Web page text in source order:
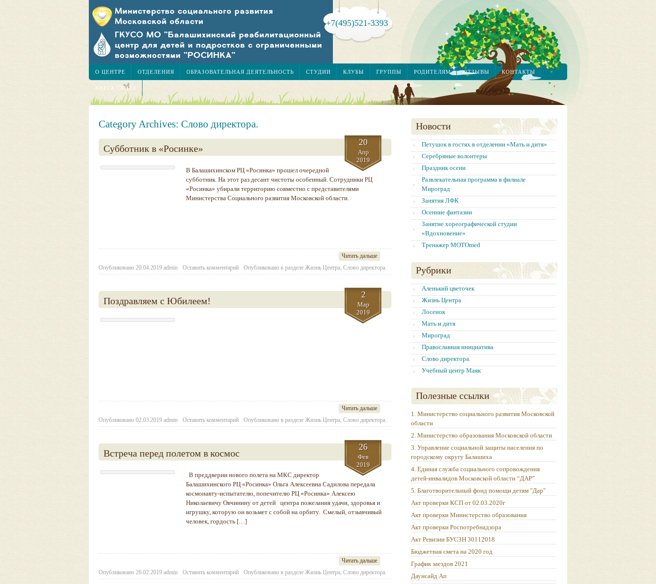
О ЦЕНТРЕ ОТДЕЛЕНИЯ ОБРАЗОВАТЕЛЬНАЯ ДЕЯТЕЛЬНОСТЬ СТУДИИ КЛУБЫ ГРУППЫ РОДИТЕЛЯМ ОТЗЫВЫ КОНТАКТЫ
КАРТА САЙТА
+7(495)521-3393
Category Archives: Слово директора.
Субботник в «Росинке»
20
Апр
2019
В Балашихинском РЦ «Росинка» прошел очередной
субботник. На этот раз десант чистоты особенный. Сотрудники РЦ
«Росинка» убирали территорию совместно с представителями
Министерства Социального развития Московской области.
Читать дальше
Опубликовано 20.04.2019 admin Оставить комментарий Опубликовано в разделе Жизнь Центра, Слово директора.
Поздравляем с Юбилеем!
2
Мар
2019
Читать дальше
Опубликовано 02.03.2019 admin Оставить комментарий Опубликовано в разделе Жизнь Центра, Слово директора.
Встреча перед полетом в космос
26
Фев
2019
В преддверии нового полета на МКС директор
Балашихинского РЦ «Росинка» Ольга Алексеевна Садилова передала
космонавту-испытателю, попечителю РЦ «Росинка» Алексею
Николаевичу Овчинину от детей центра пожелания удачи, здоровья и
игрушку, которую он возьмет с собой на орбиту. Смелый, отзывчивый
человек, гордость […]
Читать дальше
Опубликовано 26.02.2019 admin Оставить комментарий Опубликовано в разделе Жизнь Центра, Слово директора.
Новости
Петушок в гостях в отделении «Мать и дитя»
Серебряные волонтеры
Праздник осени
Развлекательная программа в филиале
Мироград
Занятия ЛФК
Осенние фантазии
Занятие хореографической студии
«Вдохновение»
Тренажер MOTOmed
Рубрики
Аленький цветочек
Жизнь Центра
Лосенок
Мать и дитя
Мироград
Православная инициатива
Слово директора.
Учебный центр Маяк
Полезные ссылки
1. Министерство социального развития Московской
области
2. Министерство образования Московской области
3. Управление социальной защиты населения по
городскому округу Балашиха
4. Единая служба социального сопровождения
детей-инвалидов Московской области “ДАР”
5. Благотворительный фонд помощи детям "Дар"
Акт проверки КСП от 02.03.2020г
Акт проверки Министерство образования
Акт проверки Роспотребнадзора
Акт Ревизии БУСЗН 30112018
Бюджетная смета на 2020 год
График заездов 2021
Даунсайд Ап